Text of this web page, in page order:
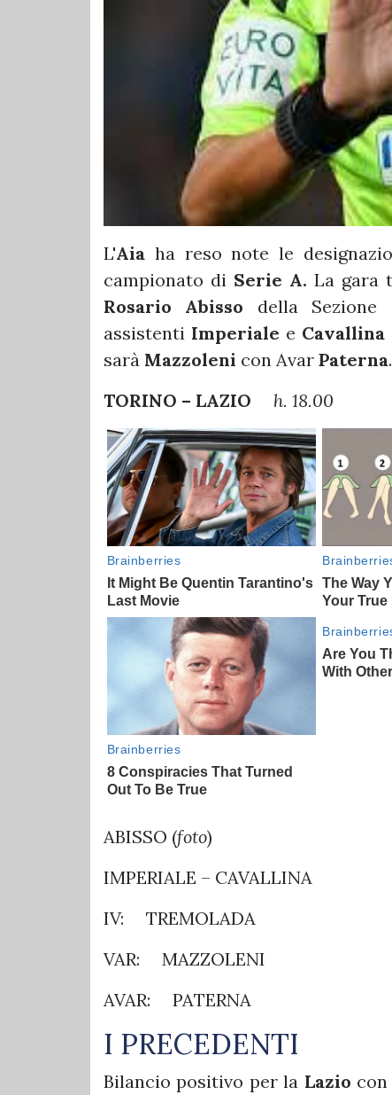
L'Aia ha reso note le
campionato di Serie A. La gara
Rosario Abisso della
assistenti Imperiale e Cavallina
sarà Mazzoleni con Avar Paterna.
TORINO – LAZIO
h. 18.00
ABISSO (foto)
IMPERIALE – CAVALLINA
IV: TREMOLADA
VAR: MAZZOLENI
AVAR: PATERNA
I PRECEDENTI
Bilancio positivo per la Lazio